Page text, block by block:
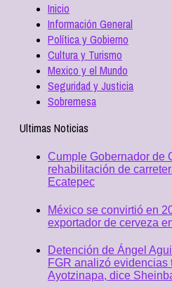
Inicio
Información General
Política y Gobierno
Cultura y Turismo
Mexico y el Mundo
Seguridad y Justicia
Sobremesa
Ultimas Noticias
Cumple Gobernador de
rehabilitación de
Ecatepec
México se convirtió en
exportador de cerveza
Detención de Ángel
FGR analizó
Ayotzinapa, dice